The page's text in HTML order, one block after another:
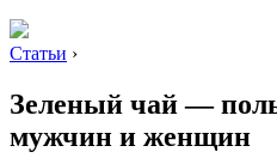
Статьи ›
Зеленый чай —
мужчин и женщин